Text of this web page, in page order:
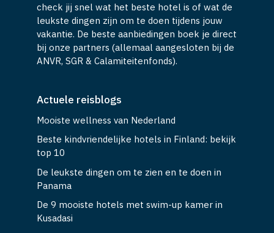
check jij snel wat het beste hotel is of wat de
leukste dingen zijn om te doen tijdens jouw
vakantie. De beste aanbiedingen boek je direct
bij onze partners (allemaal aangesloten bij de
ANVR, SGR & Calamiteitenfonds).
Actuele reisblogs
Mooiste wellness van Nederland
Beste kindvriendelijke hotels in Finland: bekijk
top 10
De leukste dingen om te zien en te doen in
Panama
De 9 mooiste hotels met swim-up kamer in
Kusadasi